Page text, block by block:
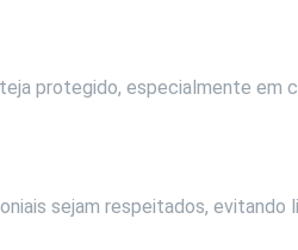
protegido, especialmente
sejam respeitados,